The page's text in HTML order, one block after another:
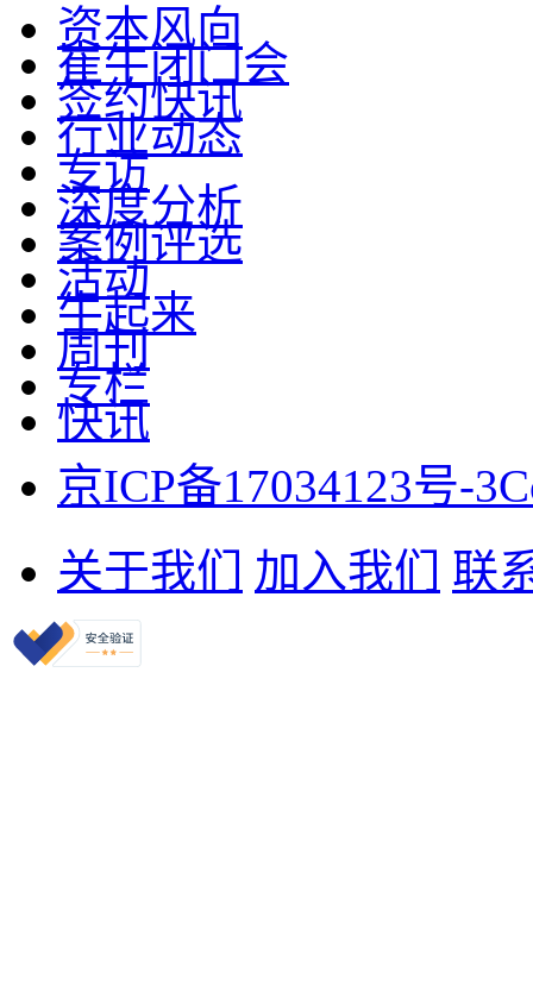
资本风向
崔牛闭门会
签约快讯
行业动态
专访
深度分析
案例评选
活动
牛起来
周刊
专栏
快讯
京ICP备17034123号-3
关于我们 加入我们 联